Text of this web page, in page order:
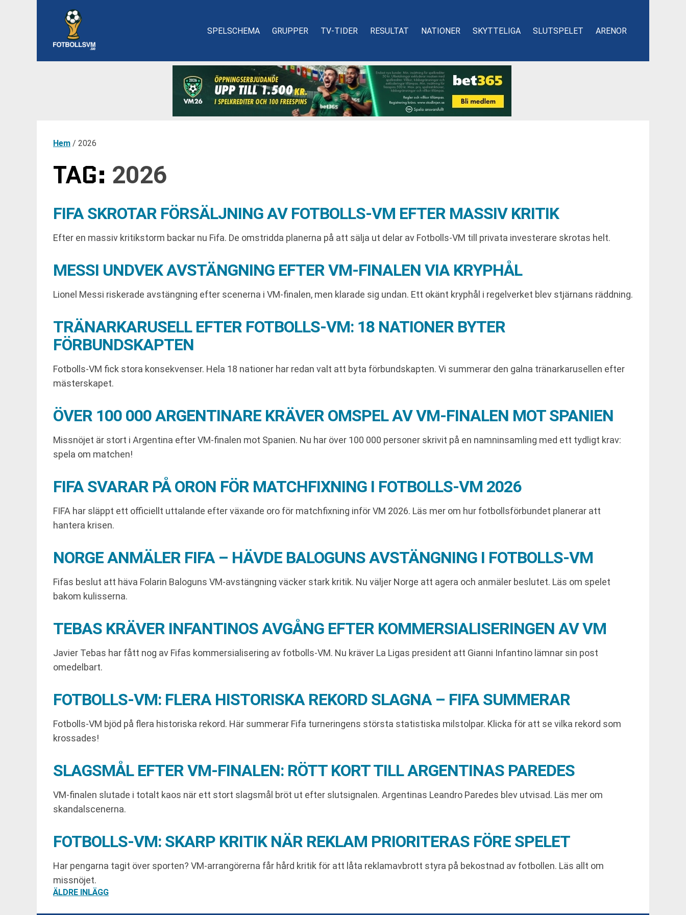
SPELSCHEMA GRUPPER TV-TIDER RESULTAT NATIONER SKYTTELIGA SLUTSPELET ARENOR
Hem / 2026
TAG: 2026
FIFA SKROTAR FÖRSÄLJNING AV FOTBOLLS-VM EFTER MASSIV KRITIK
Efter en massiv kritikstorm backar nu Fifa. De omstridda planerna på att sälja ut delar av Fotbolls-VM till privata investerare skrotas helt.
MESSI UNDVEK AVSTÄNGNING EFTER VM-FINALEN VIA KRYPHÅL
Lionel Messi riskerade avstängning efter scenerna i VM-finalen, men klarade sig undan. Ett okänt kryphål i regelverket blev stjärnans räddning.
TRÄNARKARUSELL EFTER FOTBOLLS-VM: 18 NATIONER BYTER
FÖRBUNDSKAPTEN
Fotbolls-VM fick stora konsekvenser. Hela 18 nationer har redan valt att byta förbundskapten. Vi summerar den galna tränarkarusellen efter
mästerskapet.
ÖVER 100 000 ARGENTINARE KRÄVER OMSPEL AV VM-FINALEN MOT SPANIEN
Missnöjet är stort i Argentina efter VM-finalen mot Spanien. Nu har över 100 000 personer skrivit på en namninsamling med ett tydligt krav:
spela om matchen!
FIFA SVARAR PÅ ORON FÖR MATCHFIXNING I FOTBOLLS-VM 2026
FIFA har släppt ett officiellt uttalande efter växande oro för matchfixning inför VM 2026. Läs mer om hur fotbollsförbundet planerar att
hantera krisen.
NORGE ANMÄLER FIFA – HÄVDE BALOGUNS AVSTÄNGNING I FOTBOLLS-VM
Fifas beslut att häva Folarin Baloguns VM-avstängning väcker stark kritik. Nu väljer Norge att agera och anmäler beslutet. Läs om spelet
bakom kulisserna.
TEBAS KRÄVER INFANTINOS AVGÅNG EFTER KOMMERSIALISERINGEN AV VM
Javier Tebas har fått nog av Fifas kommersialisering av fotbolls-VM. Nu kräver La Ligas president att Gianni Infantino lämnar sin post
omedelbart.
FOTBOLLS-VM: FLERA HISTORISKA REKORD SLAGNA – FIFA SUMMERAR
Fotbolls-VM bjöd på flera historiska rekord. Här summerar Fifa turneringens största statistiska milstolpar. Klicka för att se vilka rekord som
krossades!
SLAGSMÅL EFTER VM-FINALEN: RÖTT KORT TILL ARGENTINAS PAREDES
VM-finalen slutade i totalt kaos när ett stort slagsmål bröt ut efter slutsignalen. Argentinas Leandro Paredes blev utvisad. Läs mer om
skandalscenerna.
FOTBOLLS-VM: SKARP KRITIK NÄR REKLAM PRIORITERAS FÖRE SPELET
Har pengarna tagit över sporten? VM-arrangörerna får hård kritik för att låta reklamavbrott styra på bekostnad av fotbollen. Läs allt om
missnöjet.
INLÄGGSNAVIGERING
ÄLDRE INLÄGG